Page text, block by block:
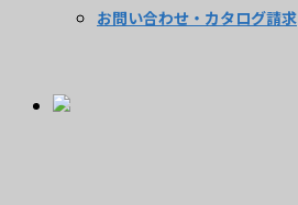
お問い合わせ・カタログ請求